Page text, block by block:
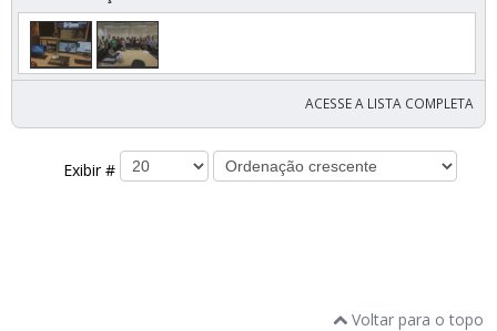
ACESSE A LISTA COMPLETA
Exibir #
Voltar para o topo